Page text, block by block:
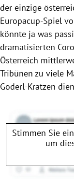
der einzige
Europacup-Spiel
könnte ja was
dramatisierten
Österreich
Tribünen zu viele
Goderl-Kratzen
Stimmen Sie
um